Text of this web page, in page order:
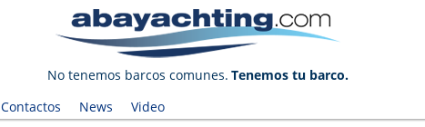
No tenemos barcos comunes. Tenemos tu barco.
Contactos News Video